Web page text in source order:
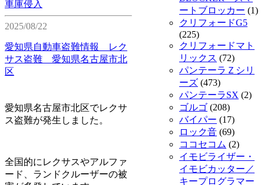
車庫侵入
2025/08/22
愛知県自動車盗難情報 レク
サス盗難 愛知県名古屋市北
区
愛知県名古屋市北区でレクサ
ス盗難が発生しました。
全国的にレクサスやアルファ
ード、ランドクルーザーの被
ートブロッカー (1)
クリフォードG5
(225)
クリフォードマト
リックス (72)
パンテーラＺシリ
ーズ (473)
パンテーラSX (2)
ゴルゴ (208)
バイパー (17)
ロック音 (69)
ココセコム (2)
イモビライザー・
イモビカッター／
キープログラマー